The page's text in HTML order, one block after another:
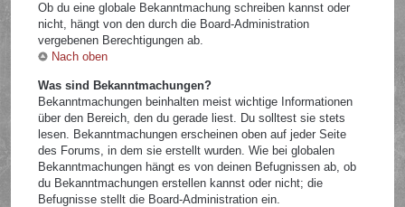
Ob du eine globale Bekanntmachung schreiben kannst oder
nicht, hängt von den durch die Board-Administration
vergebenen Berechtigungen ab.
Nach oben
Was sind Bekanntmachungen?
Bekanntmachungen beinhalten meist wichtige Informationen
über den Bereich, den du gerade liest. Du solltest sie stets
lesen. Bekanntmachungen erscheinen oben auf jeder Seite
des Forums, in dem sie erstellt wurden. Wie bei globalen
Bekanntmachungen hängt es von deinen Befugnissen ab, ob
du Bekanntmachungen erstellen kannst oder nicht; die
Befugnisse stellt die Board-Administration ein.